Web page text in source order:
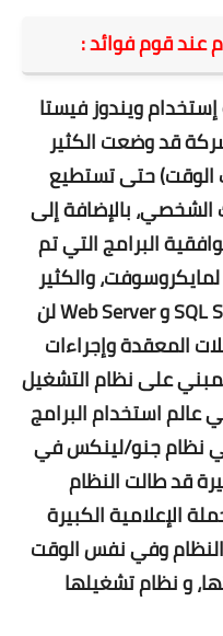
عند قوم فوائد :
ويندوز فيستا
قد وضعت الكثير
الوقت) حتى تستطيع
بالإضافة إلى
البرامج التي تم
والكثير
من البرامج الشبكية مثل SQL Server و Web Server لن
المعقدة وإجراءات
على نظام التشغيل
استخدام البرامج
نظام جنو/لينكس في
قد طالت النظام
الإعلامية الكبيرة
وفي نفس الوقت
و نظام تشغيلها